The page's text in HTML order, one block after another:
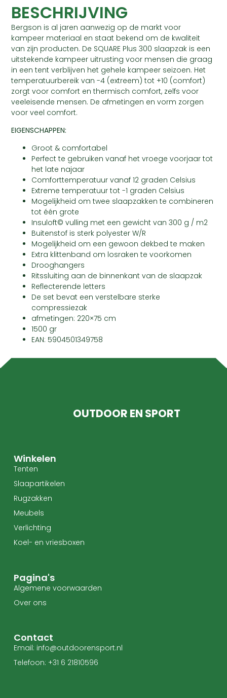
BESCHRIJVING
Bergson is al jaren aanwezig op de markt voor
kampeer materiaal en staat bekend om de kwaliteit
van zijn producten. De SQUARE Plus 300 slaapzak is een
uitstekende kampeer uitrusting voor mensen die graag
in een tent verblijven het gehele kampeer seizoen. Het
temperatuurbereik van -4 (extreem) tot +10 (comfort)
zorgt voor comfort en thermisch comfort, zelfs voor
veeleisende mensen. De afmetingen en vorm zorgen
voor veel comfort.
EIGENSCHAPPEN:
Groot & comfortabel
Perfect te gebruiken vanaf het vroege voorjaar tot
het late najaar
Comforttemperatuur vanaf 12 graden Celsius
Extreme temperatuur tot -1 graden Celsius
Mogelijkheid om twee slaapzakken te combineren
tot één grote
Insuloft© vulling met een gewicht van 300 g / m2
Buitenstof is sterk polyester W/R
Mogelijkheid om een ​​gewoon dekbed te maken
Extra klittenband om losraken te voorkomen
Drooghangers
Ritssluiting aan de binnenkant van de slaapzak
Reflecterende letters
De set bevat een verstelbare sterke
compressiezak
afmetingen: 220×75 cm
1500 gr
EAN: 5904501349758
OUTDOOR EN SPORT
Winkelen
Tenten
Slaapartikelen
Rugzakken
Meubels
Verlichting
Koel- en vriesboxen
Pagina's
Algemene voorwaarden
Over ons
Contact
Email: info@outdoorensport.nl
Telefoon: +31 6 21810596